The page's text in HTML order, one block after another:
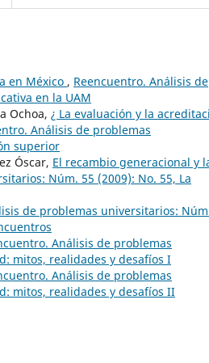
en México , Reencuentro. Análisis de
en la UAM
Ochoa, ¿ La evaluación y la
Análisis de problemas
superior
Óscar, El recambio generacional y
Núm. 55 (2009): No. 55, La
de problemas universitarios:
Análisis de problemas
mitos, realidades y desafíos I
Análisis de problemas
mitos, realidades y desafíos II